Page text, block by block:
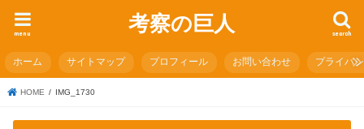
考察の巨人 search
menu
ホーム サイトマップ プロフィール お問い合わせ プライバ
HOME IMG_1730